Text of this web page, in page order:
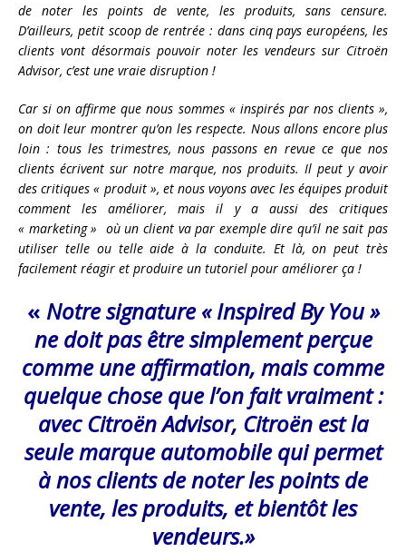
de noter les points de vente, les produits, sans censure.
D’ailleurs, petit scoop de rentrée : dans cinq pays européens, les
clients vont désormais pouvoir noter les vendeurs sur Citroën
Advisor, c’est une vraie disruption !
Car si on affirme que nous sommes « inspirés par nos clients »,
on doit leur montrer qu’on les respecte. Nous allons encore plus
loin : tous les trimestres, nous passons en revue ce que nos
clients écrivent sur notre marque, nos produits. Il peut y avoir
des critiques « produit », et nous voyons avec les équipes produit
comment les améliorer, mais il y a aussi des critiques
« marketing » où un client va par exemple dire qu’il ne sait pas
utiliser telle ou telle aide à la conduite. Et là, on peut très
facilement réagir et produire un tutoriel pour améliorer ça !
« Notre signature « Inspired By You »
ne doit pas être simplement perçue
comme une affirmation, mais comme
quelque chose que l’on fait vraiment :
avec Citroën Advisor, Citroën est la
seule marque automobile qui permet
à nos clients de noter les points de
vente, les produits, et bientôt les
vendeurs.»